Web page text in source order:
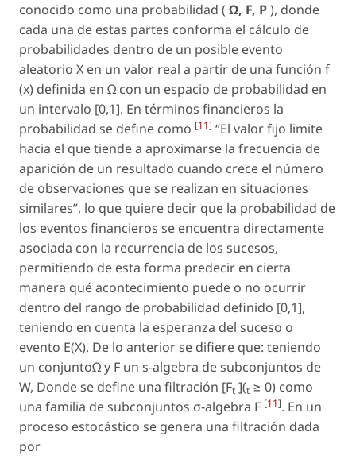
conocido como una probabilidad ( Ω, F, P), donde
cada una de estas partes conforma el cálculo de
probabilidades dentro de un posible evento
aleatorio X en un valor real a partir de una función f
(x) definida en Ω con un espacio de probabilidad en
un intervalo [0,1]. En términos financieros la
probabilidad se define como [11] “El valor fijo limite
hacia el que tiende a aproximarse la frecuencia de
aparición de un resultado cuando crece el número
de observaciones que se realizan en situaciones
similares”, lo que quiere decir que la probabilidad de
los eventos financieros se encuentra directamente
asociada con la recurrencia de los sucesos,
permitiendo de esta forma predecir en cierta
manera qué acontecimiento puede o no ocurrir
dentro del rango de probabilidad definido [0,1],
teniendo en cuenta la esperanza del suceso o
evento E(X). De lo anterior se difiere que: teniendo
un conjuntoΩy F un s-algebra de subconjuntos de
W, Donde se define una filtración [Ft ](t ≥ 0) como
una familia de subconjuntos σ-algebra F [11]. En un
proceso estocástico se genera una filtración dada
por